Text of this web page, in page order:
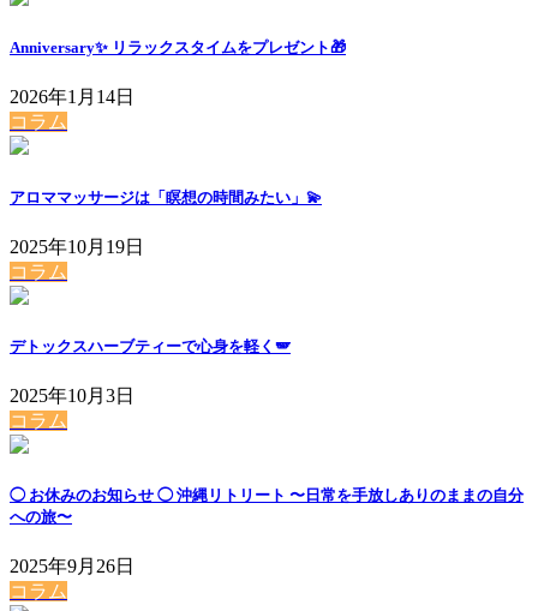
Anniversary✨ リラックスタイムをプレゼント🎁
2026年1月14日
コラム
アロママッサージは「瞑想の時間みたい」💫
2025年10月19日
コラム
デトックスハーブティーで心身を軽く🪽
2025年10月3日
コラム
◯ お休みのお知らせ ◯ 沖縄リトリート 〜日常を手放しありのままの自分
への旅〜
2025年9月26日
コラム